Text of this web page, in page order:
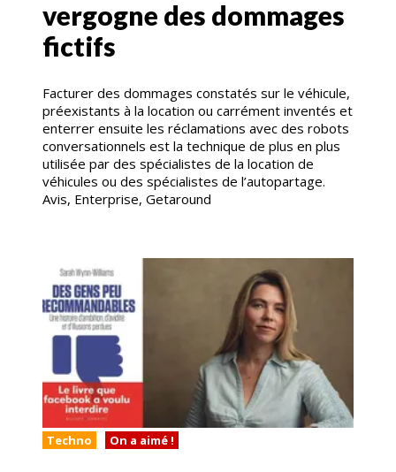
vergogne des dommages
fictifs
Facturer des dommages constatés sur le véhicule,
préexistants à la location ou carrément inventés et
enterrer ensuite les réclamations avec des robots
conversationnels est la technique de plus en plus
utilisée par des spécialistes de la location de
véhicules ou des spécialistes de l’autopartage.
Avis, Enterprise, Getaround
Techno On a aimé !